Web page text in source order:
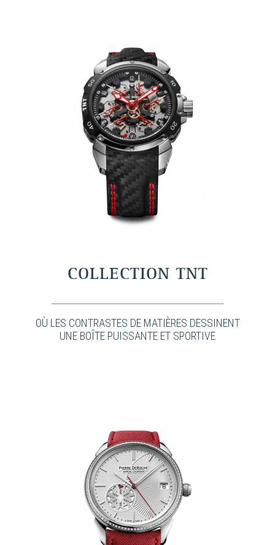
COLLECTION TNT
OÙ LES CONTRASTES DE MATIÈRES DESSINENT
UNE BOÎTE PUISSANTE ET SPORTIVE